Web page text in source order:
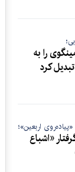
را به
کرد
اربعین»؛
«اشباع